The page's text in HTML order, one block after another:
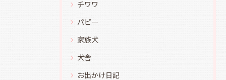
チワワ
パピー
家族犬
犬舎
お出かけ日記